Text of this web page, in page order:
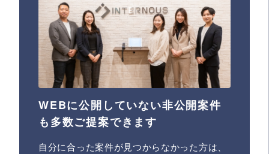
WEBに公開していない非公開案件
も多数ご提案できます
自分に合った案件が見つからなかった方は、